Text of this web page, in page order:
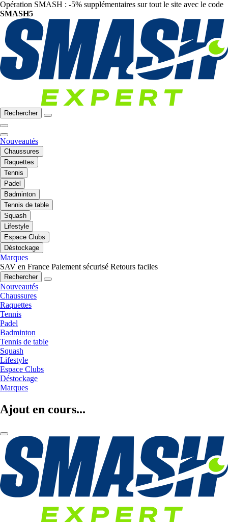
Opération SMASH : -5% supplémentaires sur tout le site avec le code
SMASH5
Rechercher
Nouveautés
Chaussures
Raquettes
Tennis
Padel
Badminton
Tennis de table
Squash
Lifestyle
Espace Clubs
Déstockage
Marques
SAV en France Paiement sécurisé Retours faciles
Rechercher
Nouveautés
Chaussures
Raquettes
Tennis
Padel
Badminton
Tennis de table
Squash
Lifestyle
Espace Clubs
Déstockage
Marques
Ajout en cours...